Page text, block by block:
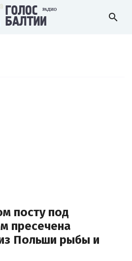
search
посту под
пресечена
Польши рыбы и